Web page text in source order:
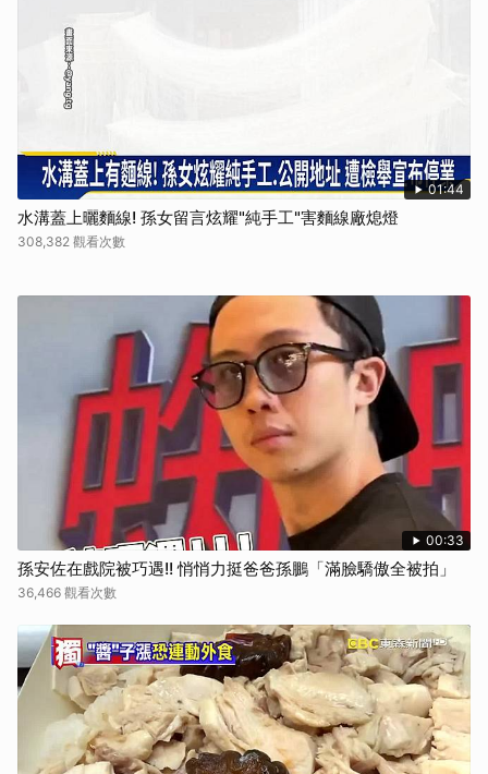
01:44
水溝蓋上曬麵線! 孫女留言炫耀"純手工"害麵線廠熄燈
308,382 觀看次數
00:33
孫安佐在戲院被巧遇!! 悄悄力挺爸爸孫鵬「滿臉驕傲全被拍」
36,466 觀看次數